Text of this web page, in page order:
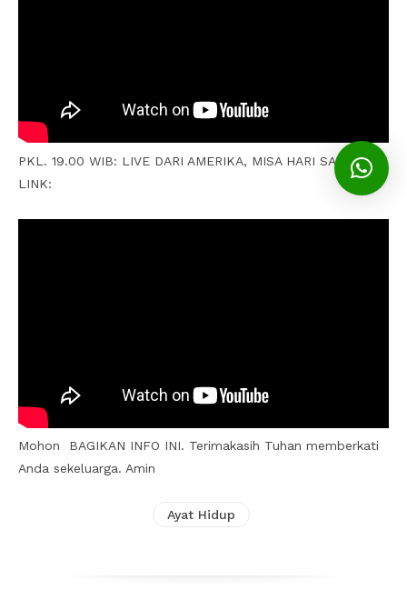
PKL. 19.00 WIB: LIVE DARI AMERIKA, MISA HARI SABTU;
LINK:
Mohon BAGIKAN INFO INI. Terimakasih Tuhan memberkati
Anda sekeluarga. Amin
Ayat Hidup